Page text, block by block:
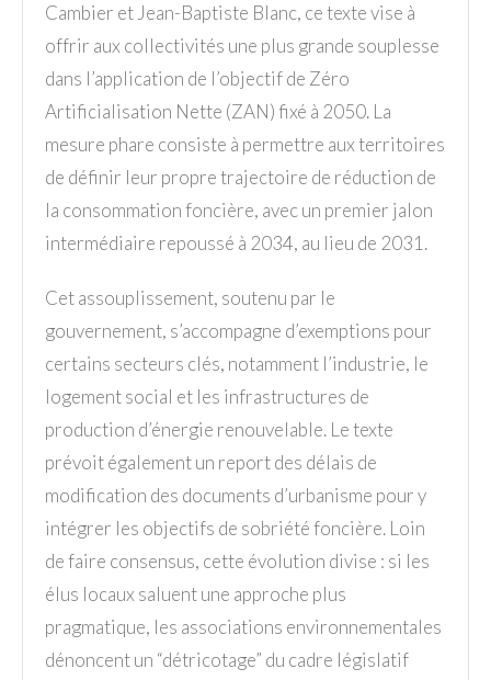
Cambier et Jean-Baptiste Blanc, ce texte vise à
offrir aux collectivités une plus grande souplesse
dans l’application de l’objectif de Zéro
Artificialisation Nette (ZAN) fixé à 2050. La
mesure phare consiste à permettre aux territoires
de définir leur propre trajectoire de réduction de
la consommation foncière, avec un premier jalon
intermédiaire repoussé à 2034, au lieu de 2031.
Cet assouplissement, soutenu par le
gouvernement, s’accompagne d’exemptions pour
certains secteurs clés, notamment l’industrie, le
logement social et les infrastructures de
production d’énergie renouvelable. Le texte
prévoit également un report des délais de
modification des documents d’urbanisme pour y
intégrer les objectifs de sobriété foncière. Loin
de faire consensus, cette évolution divise : si les
élus locaux saluent une approche plus
pragmatique, les associations environnementales
dénoncent un “détricotage” du cadre législatif